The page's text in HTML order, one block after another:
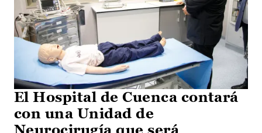
El Hospital de Cuenca contará
con una Unidad de
Neurocirugía que será